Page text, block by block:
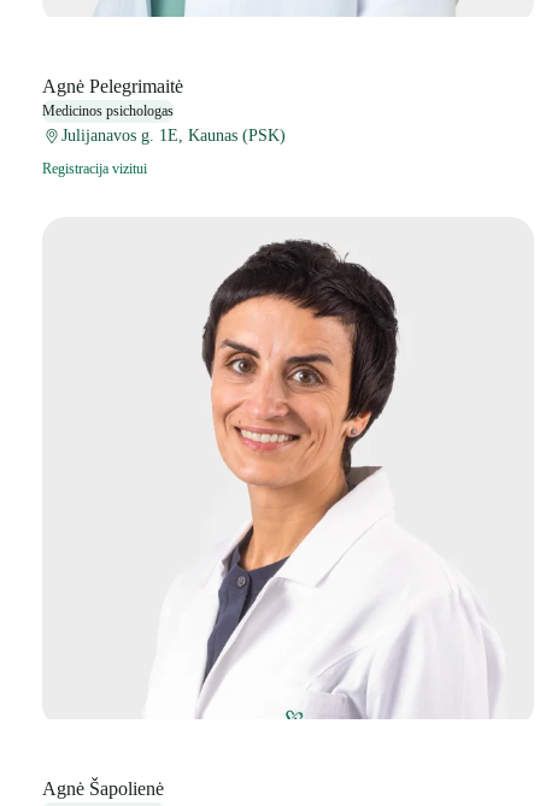
Agnė Pelegrimaitė
Medicinos psichologas
Julijanavos g. 1E, Kaunas (PSK)
Registracija vizitui
Agnė Šapolienė